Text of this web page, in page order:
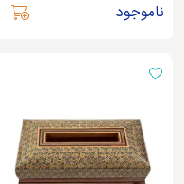
ناموجود